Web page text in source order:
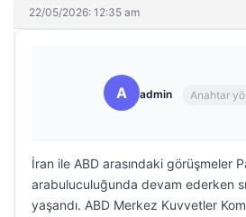
22/05/2026: 12:35 am
A admin Anahtar
İran ile ABD arasındaki görüşmeler
arabuluculuğunda devam ederken
yaşandı. ABD Merkez Kuvvetler